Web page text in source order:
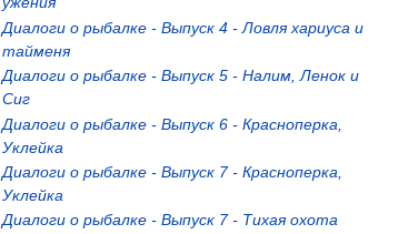
Диалоги о рыбалке - Выпуск 4 - Ловля хариуса и
тайменя
Диалоги о рыбалке - Выпуск 5 - Налим, Ленок и
Сиг
Диалоги о рыбалке - Выпуск 6 - Красноперка,
Уклейка
Диалоги о рыбалке - Выпуск 7 - Красноперка,
Уклейка
Диалоги о рыбалке - Выпуск 7 - Тихая охота